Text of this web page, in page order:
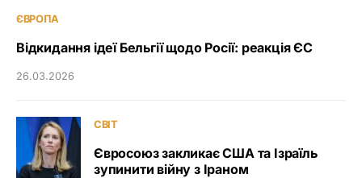
ЄВРОПА
Відкидання ідеї Бельгії щодо Росії: реакція ЄС
26.03.2026
СВІТ
Євросоюз закликає США та Ізраїль
зупинити війну з Іраном